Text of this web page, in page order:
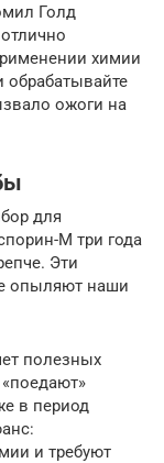
Голд
химии
обрабатывайте
ожоги на
для
М три года
Эти
опыляют наши
полезных
в период
и требуют